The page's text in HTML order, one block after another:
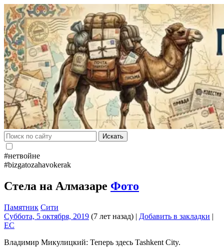
Искать
#нетвойне
#bizgatozahavokerak
Стела на Алмазаре Фото
Памятник Сити
Суббота, 5 октября, 2019 (7 лет назад) | Добавить в закладки |
EC
Владимир Микулицкий: Теперь здесь Tashkent City.